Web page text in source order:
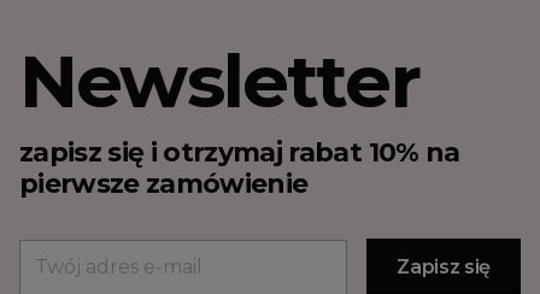
Newsletter
zapisz się i otrzymaj rabat 10% na
pierwsze zamówienie